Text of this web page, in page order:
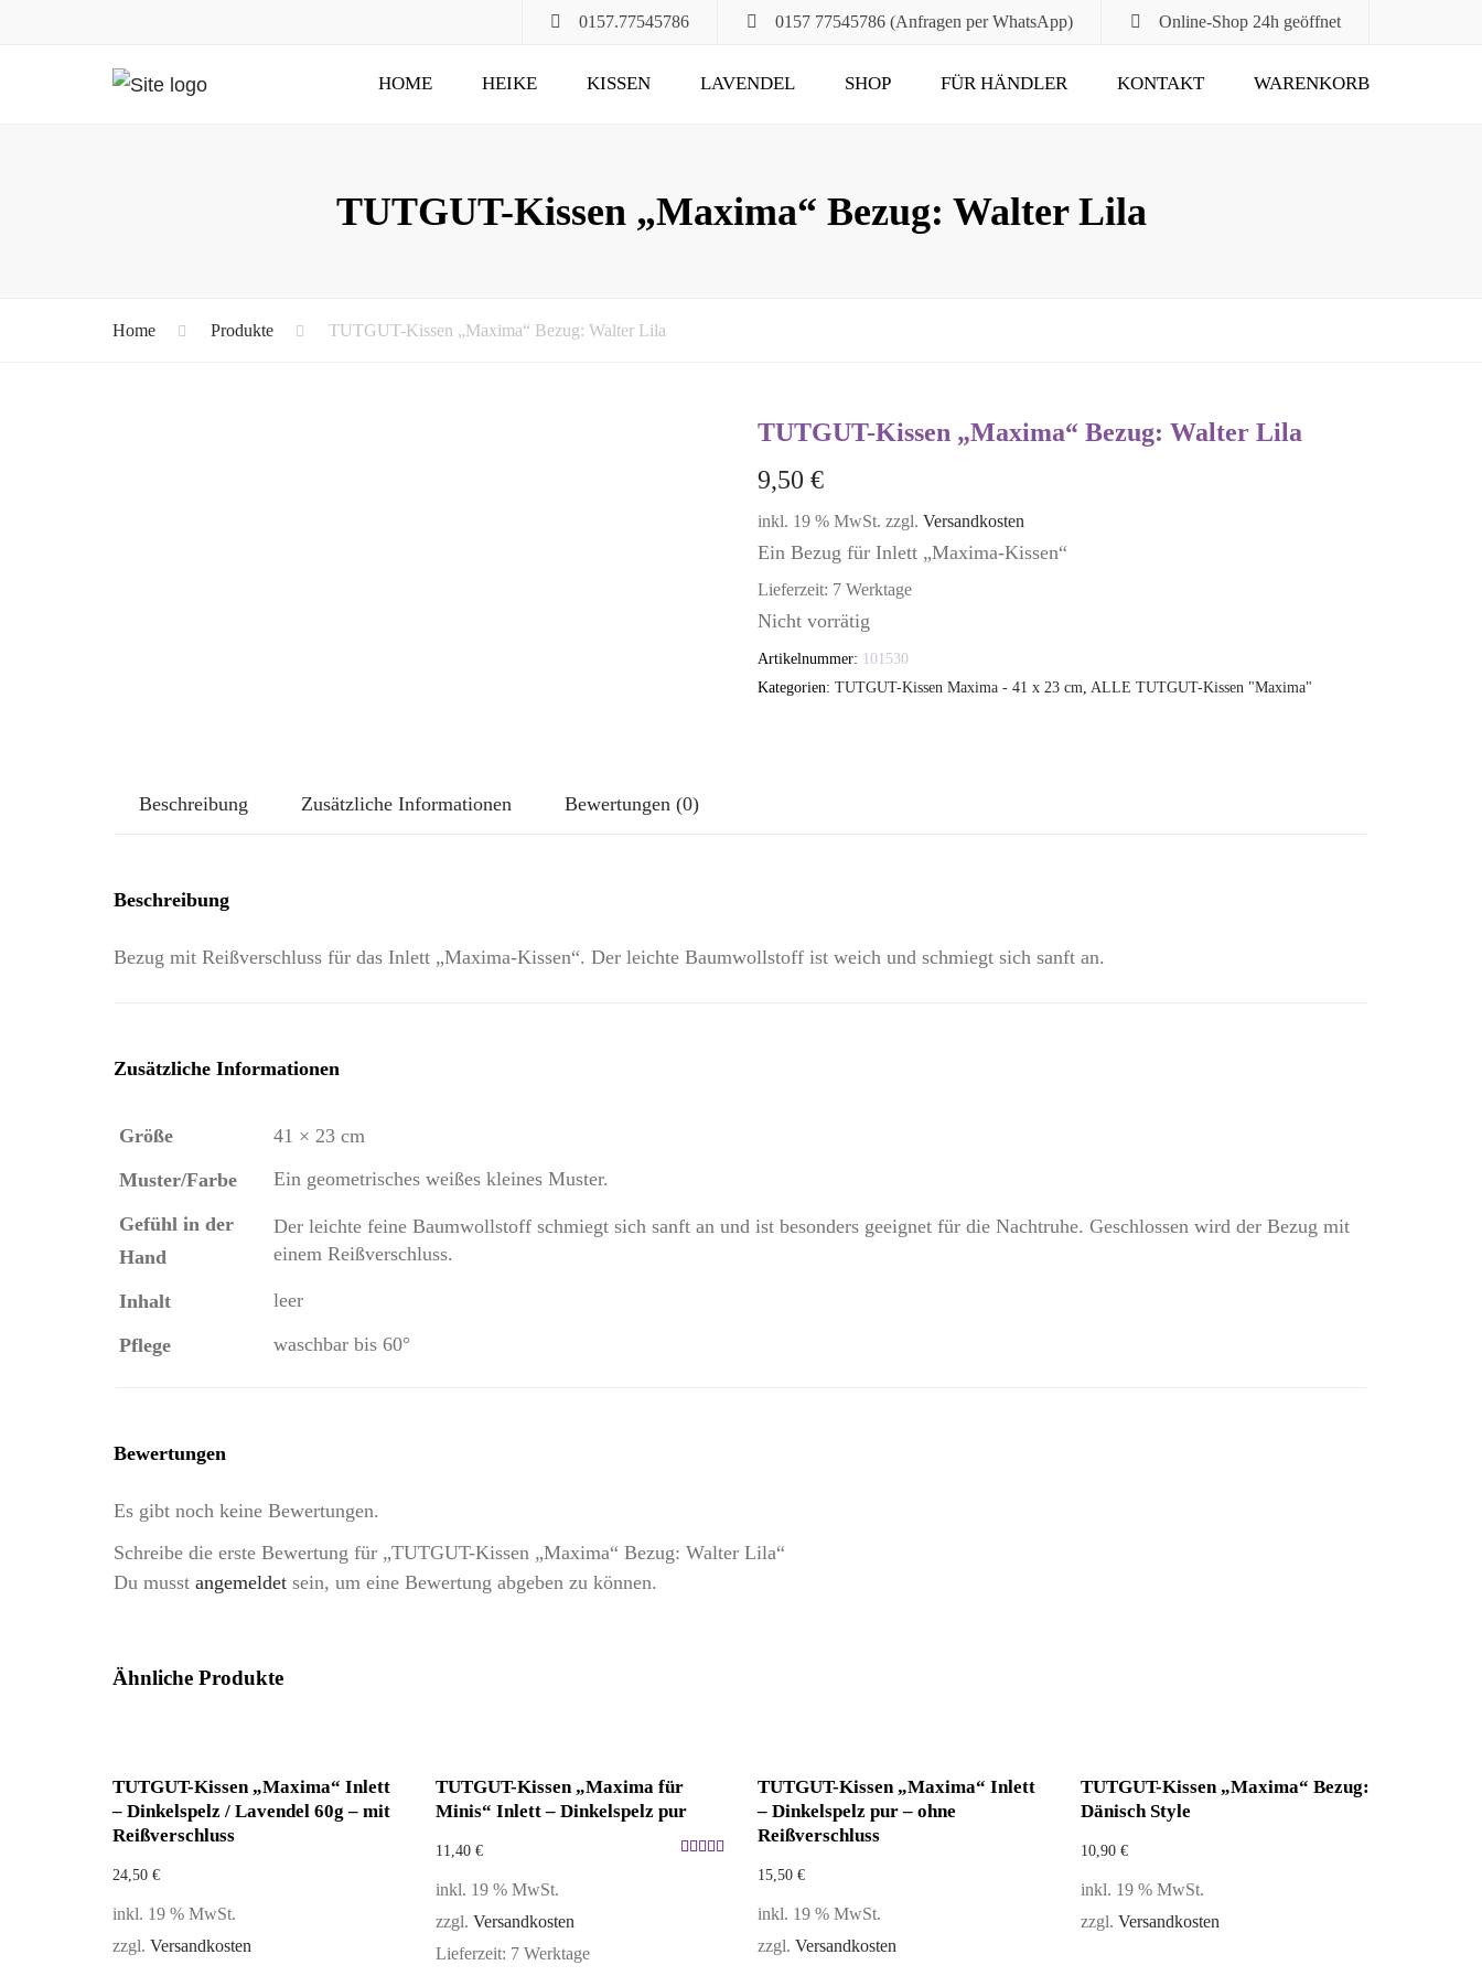
0157.77545786 0157 77545786 (Anfragen per WhatsApp) Online-Shop 24h geöffnet
Submit
HOME HEIKE KISSEN
MAXIMA
LAVENDEL
FÜR MUND, HALS
ZU ZWEIT
SHOP FÜR HÄNDLER KONTAKT WARENKORB
TUTGUT-Kissen „Maxima“ Bezug: Walter Lila
Home Produkte TUTGUT-Kissen „Maxima“ Bezug: Walter Lila
TUTGUT-Kissen „Maxima“ Bezug: Walter Lila
9,50 €
inkl. 19 % MwSt. zzgl. Versandkosten
Ein Bezug für Inlett „Maxima-Kissen“
Lieferzeit: 7 Werktage
Nicht vorrätig
Artikelnummer: 101530
Kategorien: TUTGUT-Kissen Maxima - 41 x 23 cm ALLE TUTGUT-Kissen "Maxima"
Beschreibung Zusätzliche Informationen Bewertungen (0)
Beschreibung
Bezug mit Reißverschluss für das Inlett „Maxima-Kissen“. Der leichte Baumwollstoff ist weich und schmiegt sich sanft an.
Zusätzliche Informationen
Größe
41 × 23 cm
Muster/Farbe
Ein geometrisches weißes kleines Muster.
Gefühl in der
Hand
Der leichte feine Baumwollstoff schmiegt sich sanft an und ist besonders geeignet für die Nachtruhe. Geschlossen wird der Bezug mit
einem Reißverschluss.
Inhalt leer
Pflege waschbar bis 60°
Bewertungen
Es gibt noch keine Bewertungen.
Schreibe die erste Bewertung für „TUTGUT-Kissen „Maxima“ Bezug: Walter Lila“
Du musst angemeldet sein, um eine Bewertung abgeben zu können.
Ähnliche Produkte
TUTGUT-Kissen „Maxima“ Inlett
– Dinkelspelz / Lavendel 60g – mit
Reißverschluss
24,50 €
inkl. 19 % MwSt.
zzgl. Versandkosten
TUTGUT-Kissen „Maxima für
Minis“ Inlett – Dinkelspelz pur
11,40 €
inkl. 19 % MwSt.
zzgl. Versandkosten
Lieferzeit: 7 Werktage
TUTGUT-Kissen „Maxima“ Inlett
– Dinkelspelz pur – ohne
Reißverschluss
15,50 €
inkl. 19 % MwSt.
zzgl. Versandkosten
TUTGUT-Kissen „Maxima“ Bezug:
Dänisch Style
10,90 €
inkl. 19 % MwSt.
zzgl. Versandkosten